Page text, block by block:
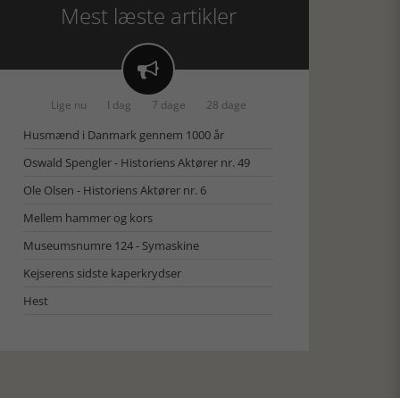
Mest læste artikler

Lige nu I dag 7 dage 28 dage
Husmænd i Danmark gennem 1000 år
Oswald Spengler - Historiens Aktører nr. 49
Ole Olsen - Historiens Aktører nr. 6
Mellem hammer og kors
Museumsnumre 124 - Symaskine
Kejserens sidste kaperkrydser
Hest